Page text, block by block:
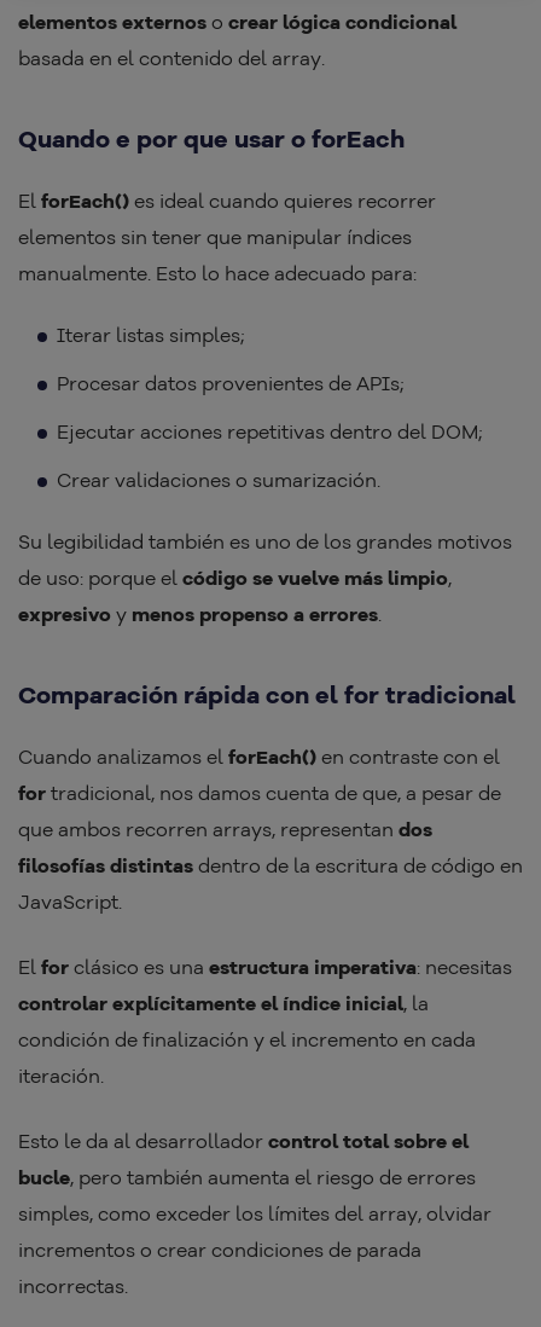
elementos externos o crear lógica condicional
basada en el contenido del array.
Quando e por que usar o forEach
El forEach() es ideal cuando quieres recorrer
elementos sin tener que manipular índices
manualmente. Esto lo hace adecuado para:
Iterar listas simples;
Procesar datos provenientes de APIs;
Ejecutar acciones repetitivas dentro del DOM;
Crear validaciones o sumarización.
Su legibilidad también es uno de los grandes motivos
de uso: porque el código se vuelve más limpio,
expresivo y menos propenso a errores.
Comparación rápida con el for tradicional
Cuando analizamos el forEach() en contraste con el
for tradicional, nos damos cuenta de que, a pesar de
que ambos recorren arrays, representan dos
filosofías distintas dentro de la escritura de código en
JavaScript.
El for clásico es una estructura imperativa: necesitas
controlar explícitamente el índice inicial, la
condición de finalización y el incremento en cada
iteración.
Esto le da al desarrollador control total sobre el
bucle, pero también aumenta el riesgo de errores
simples, como exceder los límites del array, olvidar
incrementos o crear condiciones de parada
incorrectas.